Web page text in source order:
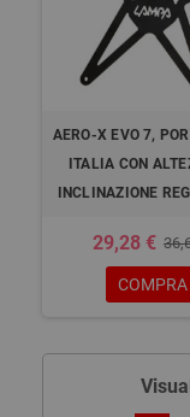
AERO-X EVO 7,
ITALIA CON
INCLINAZIONE
29,28 €
COMPRA